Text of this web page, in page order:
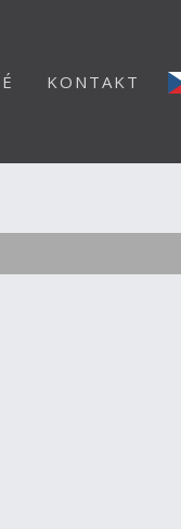
KONTAKT